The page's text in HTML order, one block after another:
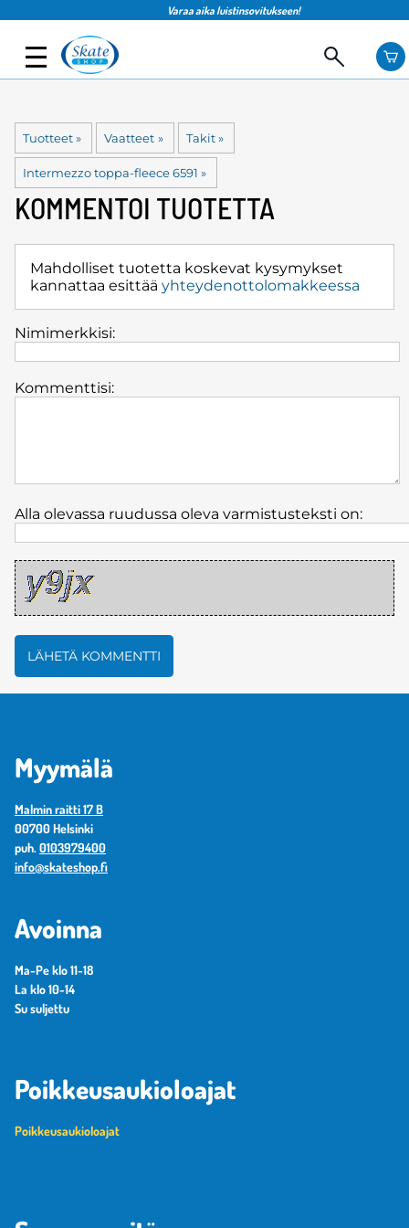
Varaa aika luistinsovitukseen!
Tuotteet‪» Vaatteet ‪» Takit ‪»
Intermezzo toppa-fleece 6591 ‪»
KOMMENTOI TUOTETTA
Mahdolliset tuotetta koskevat kysymykset
kannattaa esittää yhteydenottolomakkeessa
Nimimerkkisi:
Kommenttisi:
Alla olevassa ruudussa oleva varmistusteksti on:
Myymälä
Malmin raitti 17 B
00700 Helsinki
puh. 0103979400
info@skateshop.fi
Avoinna
Ma-Pe klo 11-18
La klo 10-14
Su suljettu
Poikkeusaukioloajat
Poikkeusaukioloajat